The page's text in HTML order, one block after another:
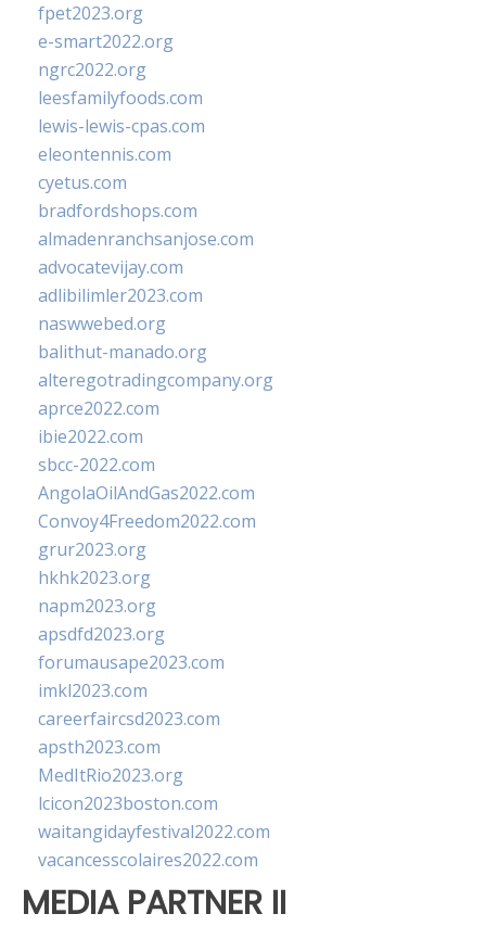
fpet2023.org
e-smart2022.org
ngrc2022.org
leesfamilyfoods.com
lewis-lewis-cpas.com
eleontennis.com
cyetus.com
bradfordshops.com
almadenranchsanjose.com
advocatevijay.com
adlibilimler2023.com
naswwebed.org
balithut-manado.org
alteregotradingcompany.org
aprce2022.com
ibie2022.com
sbcc-2022.com
AngolaOilAndGas2022.com
Convoy4Freedom2022.com
grur2023.org
hkhk2023.org
napm2023.org
apsdfd2023.org
forumausape2023.com
imkl2023.com
careerfaircsd2023.com
apsth2023.com
MedItRio2023.org
lcicon2023boston.com
waitangidayfestival2022.com
vacancesscolaires2022.com
MEDIA PARTNER II